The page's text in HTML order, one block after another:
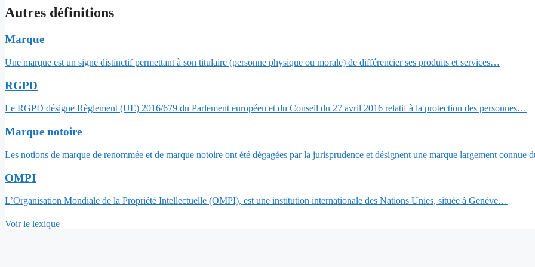
Autres définitions
Marque
Une marque est un signe distinctif permettant à son titulaire (personne physique ou morale) de différencier ses produits et services…
RGPD
Le RGPD désigne Règlement (UE) 2016/679 du Parlement européen et du Conseil du 27 avril 2016 relatif à la protection des personnes…
Marque notoire
Les notions de marque de renommée et de marque notoire ont été dégagées par la jurisprudence et désignent une marque largement
OMPI
L’Organisation Mondiale de la Propriété Intellectuelle (OMPI), est une institution internationale des Nations Unies, située à Genève…
Voir le lexique